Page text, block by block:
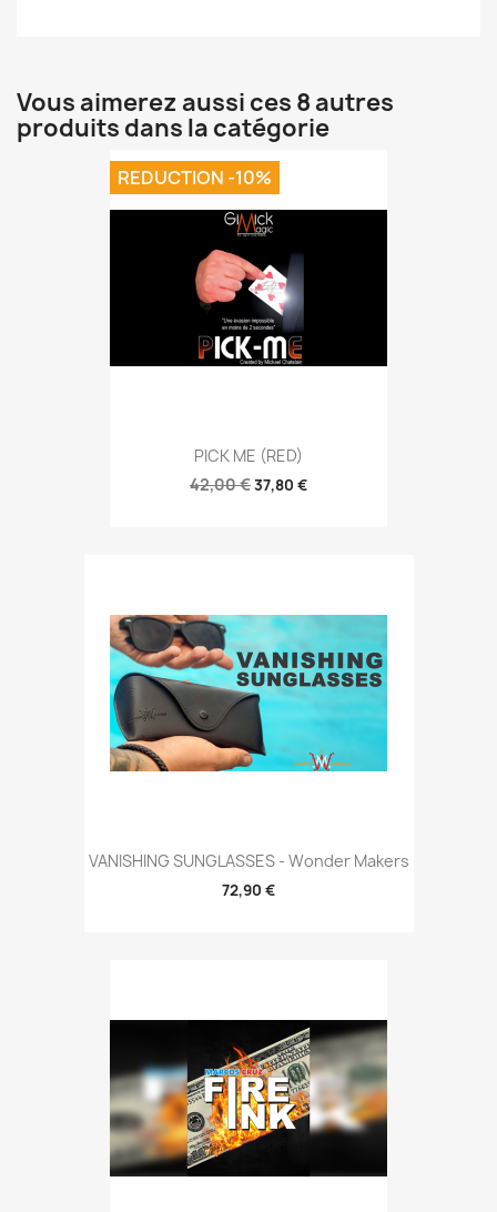
Vous aimerez aussi ces 8 autres
produits dans la catégorie
PICK ME (RED)
42,00 €37,80 €
REDUCTION -10%
VANISHING SUNGLASSES - Wonder Makers
72,90 €